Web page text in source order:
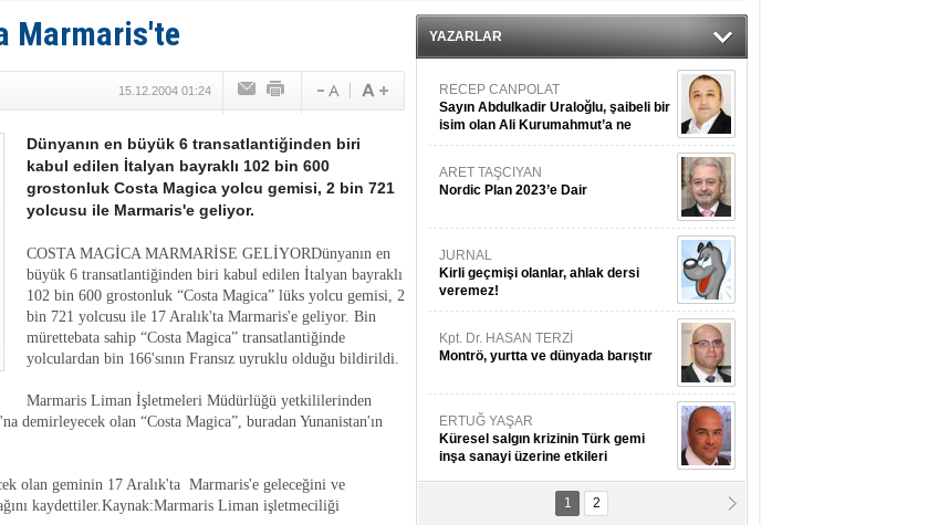
Türk Loydu’na Süveyş tonaj yetkisi
Marmaris'te
15.12.2004 01:24
Dünyanın en büyük 6 transatlantiğinden biri
kabul edilen İtalyan bayraklı 102 bin 600
grostonluk Costa Magica yolcu gemisi, 2 bin 721
yolcusu ile Marmaris'e geliyor.
COSTA MAGİCA MARMARİSE GELİYORDünyanın en
büyük 6 transatlantiğinden biri kabul edilen İtalyan bayraklı
102 bin 600 grostonluk “Costa Magica” lüks yolcu gemisi, 2
bin 721 yolcusu ile 17 Aralık'ta Marmaris'e geliyor. Bin
mürettebata sahip “Costa Magica” transatlantiğinde
yolculardan bin 166'sının Fransız uyruklu olduğu bildirildi.
Marmaris Liman İşletmeleri Müdürlüğü yetkililerinden
demirleyecek olan “Costa Magica”, buradan Yunanistan'ın
olan geminin 17 Aralık'ta Marmaris'e geleceğini ve
kaydettiler.Kaynak:Marmaris Liman işletmeciliği
YAZARLAR
RECEP CANPOLAT
Sayın Abdulkadir Uraloğlu, şaibeli bir
isim olan Ali Kurumahmut’a ne
danışıyorsunuz?
ARET TAŞCIYAN
Nordic Plan 2023’e Dair
JURNAL
Kirli geçmişi olanlar, ahlak dersi
veremez!
Kpt. Dr. HASAN TERZİ
Montrö, yurtta ve dünyada barıştır
ERTUĞ YAŞAR
Küresel salgın krizinin Türk gemi
inşa sanayi üzerine etkileri
Kpt. MESUT AZMİ GÖKSOY
1 2